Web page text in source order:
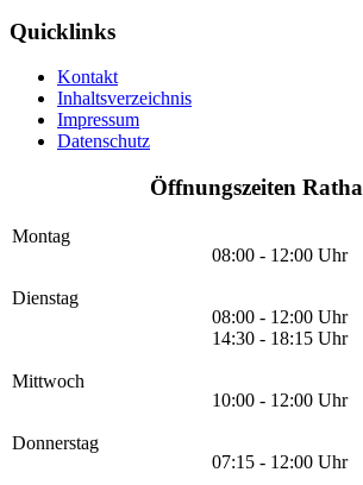
Quicklinks
Kontakt
Inhaltsverzeichnis
Impressum
Datenschutz
Öffnungszeiten
Montag
08:00 - 12:00 Uhr
Dienstag
08:00 - 12:00 Uhr
14:30 - 18:15 Uhr
Mittwoch
10:00 - 12:00 Uhr
Donnerstag
07:15 - 12:00 Uhr